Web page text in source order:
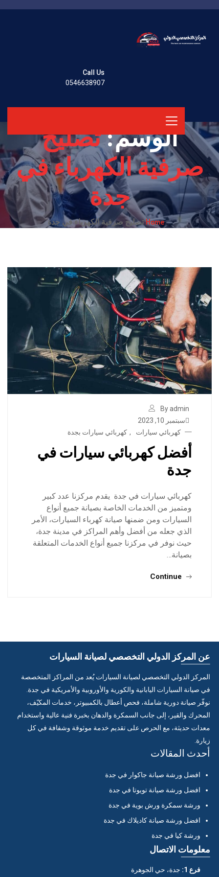
Call Us
0546638907
الوسم:تصليح
صرفية الكهرباء في
جدة
Homeتصليح صرفية الكهرباء في جدة
By admin
سبتمبر 10, 2023
كهربائي سيارات
, كهربائي سيارات بجدة
أفضل كهربائي سيارات في
جدة
كهربائي سيارات في جدة يقدم مركزنا عدد كبير
ومتميز من الخدمات الخاصة بصيانة جميع أنواع
السيارات ومن ضمنها صيانة كهرباء السيارات، الأمر
الذي جعله من أفضل وأهم المراكز في مدينة جدة،
حيث نوفر في مركزنا جميع أنواع الخدمات المتعلقة
بصيانة…
Continue
عن المركز الدولي التخصصي لصيانة السيارات
المركز الدولي التخصصي لصيانة السيارات يُعد من المراكز المتخصصة
في صيانة السيارات اليابانية والكورية والأوروبية والأمريكية في جدة.
نوفّر صيانة دورية شاملة، فحص أعطال بالكمبيوتر، خدمات المكيّف،
المحرك والقير، إلى جانب السمكرة والدهان بخبرة فنية عالية واستخدام
معدات حديثة، مع الحرص على تقديم خدمة موثوقة وشفافة في كل
زيارة.
أحدث المقالات
افضل ورشة صيانة جاكوار في جدة
افضل ورشة صيانة تويوتا في جدة
ورشة سمكرة ورش بوية في جدة
افضل ورشة صيانة كاديلاك في جدة
ورشة كيا في جدة
معلومات الاتصال
فرع 1: جدة، حي الجوهرة